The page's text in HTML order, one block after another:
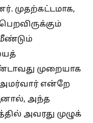
முதற்கட்டமாக,
முறையாக
அமர்வார் என்றே
அந்த
அவரது முழுக்